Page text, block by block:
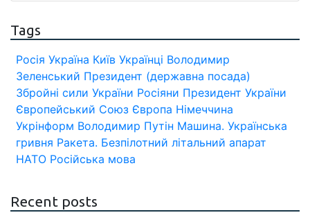
Tags
Росія Україна Київ Українці Володимир
Зеленський Президент (державна посада)
Збройні сили України Росіяни Президент України
Європейський Союз Європа Німеччина
Укрінформ Володимир Путін Машина. Українська
гривня Ракета. Безпілотний літальний апарат
НАТО Російська мова
Recent posts